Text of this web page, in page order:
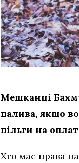
Мешканці
палива, якщо
пільги на
Хто має права